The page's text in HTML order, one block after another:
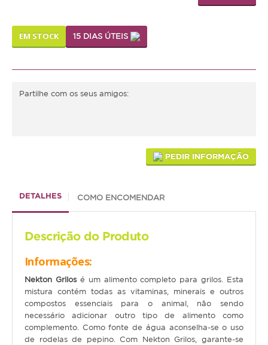
Médias
Lagarto
Serpente
Júnior
Adulto
Sénior
EM STOCK 15 DIAS ÚTEIS
Partilhe com os seus amigos:
PEDIR INFORMAÇÃO
DETALHES COMO ENCOMENDAR
Descrição do Produto
Informações:
Nekton Grilosé um alimento completo para grilos. Esta
mistura contém todas as vitaminas, minerais e outros
compostos essenciais para o animal, não sendo
necessário adicionar outro tipo de alimento como
complemento. Como fonte de água aconselha-se o uso
de rodelas de pepino. Com Nekton Grilos, garante-se